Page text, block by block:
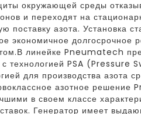
окружающей среды
и переходят на
поставку азота. Установка
экономичное долгосрочное
линейке Pneumatech
с технологией PSA (Pressure
для производства азота
азотное решение
в своем классе
Генератор имеет